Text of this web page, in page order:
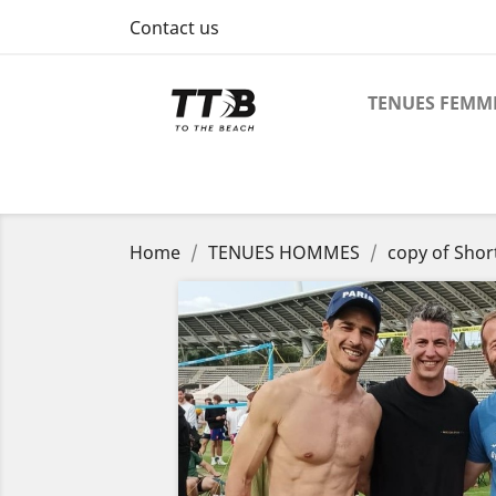
Contact us
TENUES
Home TENUES HOMMES copy of